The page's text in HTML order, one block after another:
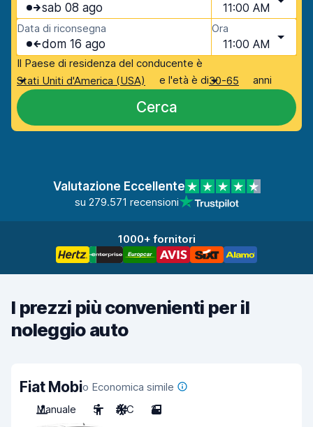
sab 08 ago 11:00 AM
Data di riconsegna
dom 16 ago
Ora
11:00 AM
Il Paese di residenza del conducente è
Stati Uniti d'America (USA)
e l'età è di30-65 anni
Cerca
Valutazione Eccellente
su 279.571 recensioni
1000+ fornitori
I prezzi più convenienti per il
noleggio auto
Fiat Mobio Economica simile
Manuale
5 A/C 2